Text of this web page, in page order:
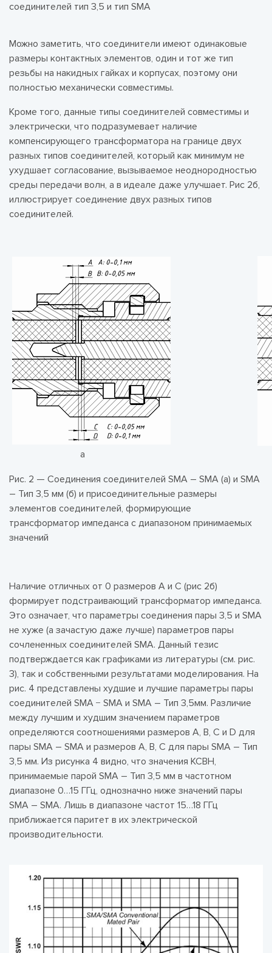
соединителей тип 3,5 и тип SMA
Можно заметить, что соединители имеют одинаковые
размеры контактных элементов, один и тот же тип
резьбы на накидных гайках и корпусах, поэтому они
полностью механически совместимы.
Кроме того, данные типы соединителей совместимы и
электрически, что подразумевает наличие
компенсирующего трансформатора на границе двух
разных типов соединителей, который как минимум не
ухудшает согласование, вызываемое неоднородностью
среды передачи волн, а в идеале даже улучшает. Рис 2б,
иллюстрирует соединение двух разных типов
соединителей.
а
Рис. 2 — Соединения соединителей SMA – SMA (а) и SMA
– Тип 3,5 мм (б) и присоединительные размеры
элементов соединителей, формирующие
трансформатор импеданса с диапазоном принимаемых
значений
Наличие отличных от 0 размеров А и С (рис 2б)
формирует подстраивающий трансформатор импеданса.
Это означает, что параметры соединения пары 3,5 и SMA
не хуже (а зачастую даже лучше) параметров пары
сочлененных соединителей SMA. Данный тезис
подтверждается как графиками из литературы (см. рис.
3), так и собственными результатами моделирования. На
рис. 4 представлены худшие и лучшие параметры пары
соединителей SMA − SMA и SMA – Тип 3,5мм. Различие
между лучшим и худшим значением параметров
определяются соотношениями размеров A, B, C и D для
пары SMA – SMA и размеров A, B, C для пары SMA – Тип
3,5 мм. Из рисунка 4 видно, что значения КСВН,
принимаемые парой SMA – Тип 3,5 мм в частотном
диапазоне 0…15 ГГц, однозначно ниже значений пары
SMA – SMA. Лишь в диапазоне частот 15…18 ГГц
приближается паритет в их электрической
производительности.